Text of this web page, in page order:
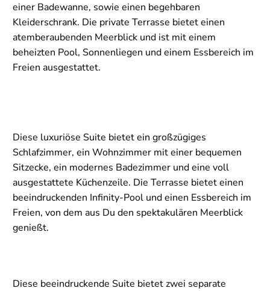
einer Badewanne, sowie einen begehbaren
Kleiderschrank. Die private Terrasse bietet einen
atemberaubenden Meerblick und ist mit einem
beheizten Pool, Sonnenliegen und einem Essbereich im
Freien ausgestattet.
Diese luxuriöse Suite bietet ein großzügiges
Schlafzimmer, ein Wohnzimmer mit einer bequemen
Sitzecke, ein modernes Badezimmer und eine voll
ausgestattete Küchenzeile. Die Terrasse bietet einen
beeindruckenden Infinity-Pool und einen Essbereich im
Freien, von dem aus Du den spektakulären Meerblick
genießt.
Diese beeindruckende Suite bietet zwei separate